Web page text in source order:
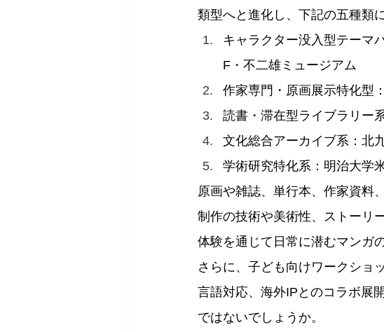
類型へと進化し、下記の五種類
キャラクター没入型テーマ
F・不二雄ミュージアム
作家専門・原画展示特化型
読書・滞在型ライブラリー
文化総合アーカイブ系：北
学術研究特化系：明治大学
原画や雑誌、単行本、作家資料
制作の技術や美術性、ストーリ
体験を通じて日常に潜むマンガ
さらに、子ども向けワークショ
言語対応、海外IPとのコラボ展
ではないでしょうか。